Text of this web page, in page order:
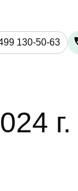
130-50-63
г.